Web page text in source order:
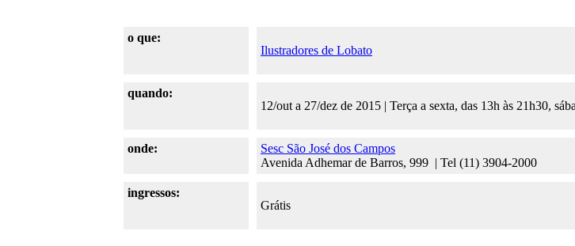
o que:
Ilustradores de Lobato
quando:
12/out a 27/dez de 2015 | Terça a sexta, das 13h às 21h30,
onde:
Sesc São José dos Campos
Avenida Adhemar de Barros, 999 | Tel (11) 3904-2000
ingressos:
Grátis